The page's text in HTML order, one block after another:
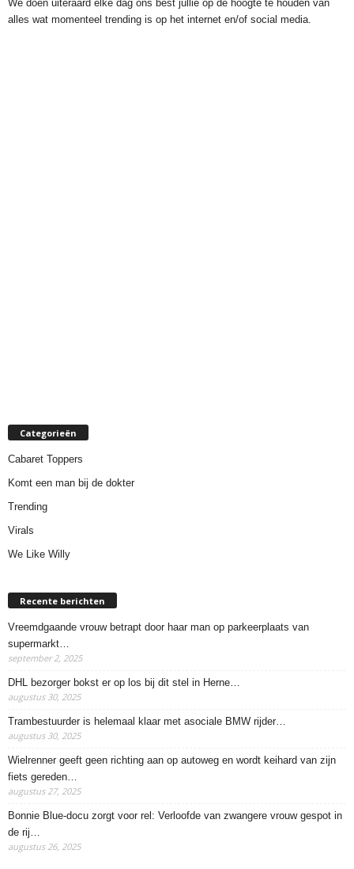
We doen uiteraard elke dag ons best jullie op de hoogte te houden van
alles wat momenteel trending is op het internet en/of social media.
Categorieën
Cabaret Toppers
Komt een man bij de dokter
Trending
Virals
We Like Willy
Recente berichten
Vreemdgaande vrouw betrapt door haar man op parkeerplaats van
supermarkt…
september 2, 2025
DHL bezorger bokst er op los bij dit stel in Herne…
augustus 30, 2025
Trambestuurder is helemaal klaar met asociale BMW rijder…
augustus 30, 2025
Wielrenner geeft geen richting aan op autoweg en wordt keihard van zijn
fiets gereden…
augustus 27, 2025
Bonnie Blue-docu zorgt voor rel: Verloofde van zwangere vrouw gespot in
de rij…
augustus 26, 2025